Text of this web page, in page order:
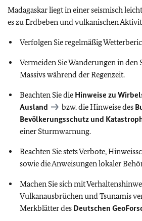
Madagaskar liegt in einer seismisch
es zu Erdbeben und vulkanischen
Verfolgen Sie regelmäßig
Vermeiden Sie Wanderungen in den
Massivs während der Regenzeit.
Beachten Sie die Hinweise zu
Ausland
bzw. die Hinweise des
Bevölkerungsschutz und
einer Sturmwarnung.
Beachten Sie stets Verbote,
sowie die Anweisungen lokaler
Machen Sie sich mit
Vulkanausbrüchen und Tsunamis
Merkblätter des Deutschen